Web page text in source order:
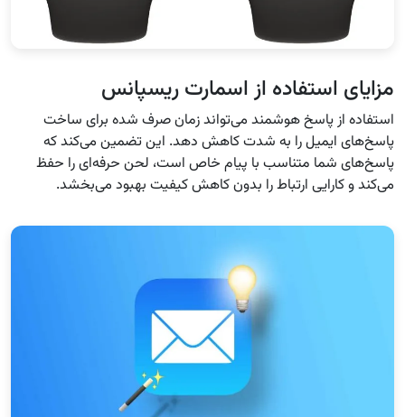
مزایای استفاده از اسمارت ریسپانس
استفاده از پاسخ هوشمند می‌تواند زمان صرف شده برای ساخت
پاسخ‌های ایمیل را به شدت کاهش دهد. این تضمین می‌کند که
پاسخ‌های شما متناسب با پیام خاص است، لحن حرفه‌ای را حفظ
می‌کند و کارایی ارتباط را بدون کاهش کیفیت بهبود می‌بخشد.